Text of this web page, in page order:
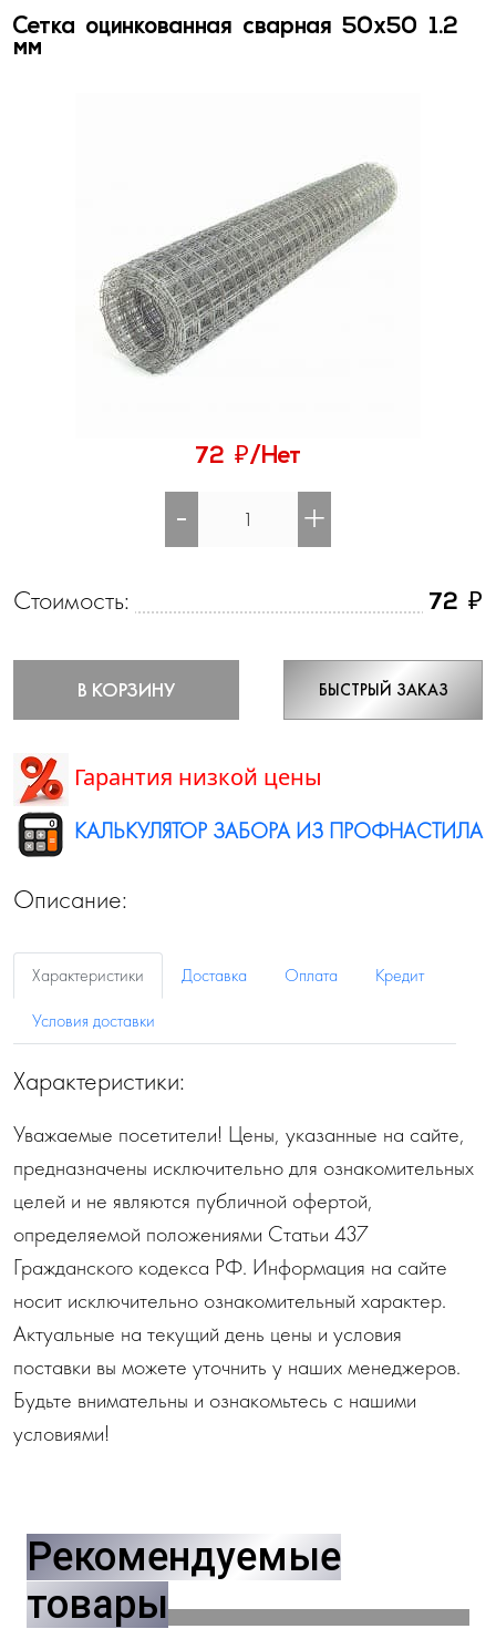
Сетка оцинкованная сварная 50х50 1.2
мм
72 ₽/Нет
- +
Стоимость: 72 ₽
В КОРЗИНУ БЫСТРЫЙ ЗАКАЗ
Гарантия низкой цены
КАЛЬКУЛЯТОР ЗАБОРА ИЗ ПРОФНАСТИЛА
Описание:
Характеристики Доставка Оплата
Кредит
Условия доставки
Характеристики:
Уважаемые посетители! Цены, указанные на сайте,
предназначены исключительно для ознакомительных
целей и не являются публичной офертой,
определяемой положениями Статьи 437
Гражданского кодекса РФ. Информация на сайте
носит исключительно ознакомительный характер.
Актуальные на текущий день цены и условия
поставки вы можете уточнить у наших менеджеров.
Будьте внимательны и ознакомьтесь с нашими
условиями!
Рекомендуемые
товары